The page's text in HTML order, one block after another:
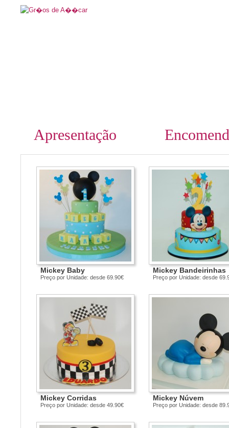
Apresentação
Mickey Baby
Preço por Unidade: desde 69.90€
Mickey Bandeirinhas
Preço por Unidade: desde
Mickey Corridas
Preço por Unidade: desde 49.90€
Mickey Núvem
Preço por Unidade: desde